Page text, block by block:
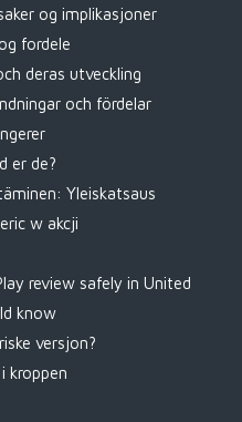
og implikasjoner
fordele
deras utveckling
och fördelar
er de?
Yleiskatsaus
w akcji
review safely in United
know
versjon?
kroppen